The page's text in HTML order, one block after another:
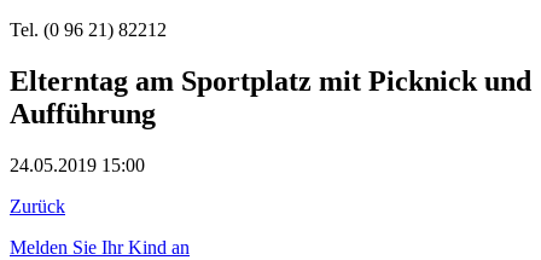
Tel. (0 96 21) 82212
Elterntag am Sportplatz mit Picknick und
Aufführung
24.05.2019 15:00
Zurück
Melden Sie Ihr Kind an